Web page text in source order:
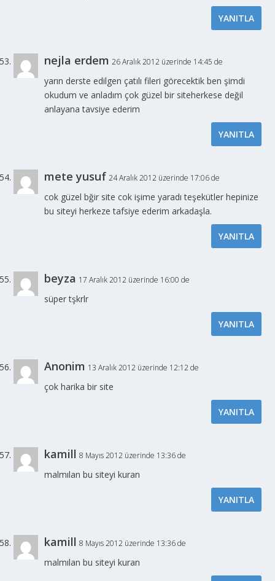
YANITLA
nejla erdem 26 Aralık 2012 üzerinde 14:45 de
yarın derste edilgen çatılı fileri görecektik ben şimdi
okudum ve anladım çok güzel bir siteherkese değil
anlayana tavsiye ederim
YANITLA
mete yusuf 24 Aralık 2012 üzerinde 17:06 de
cok güzel bğir site cok işime yaradı teşekütler hepinize
bu siteyi herkeze tafsiye ederim arkadaşla.
YANITLA
beyza 17 Aralık 2012 üzerinde 16:00 de
süper tşkrlr
YANITLA
Anonim 13 Aralık 2012 üzerinde 12:12 de
çok harika bir site
YANITLA
kamill 8 Mayıs 2012 üzerinde 13:36 de
malmılan bu siteyi kuran
YANITLA
kamill 8 Mayıs 2012 üzerinde 13:36 de
malmılan bu siteyi kuran